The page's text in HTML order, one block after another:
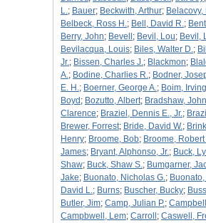
L.; Bauer; Beckwith, Arthur; Belacovy,
Belbeck, Ross H.; Bell, David R.;
Berry, John; Bevell ; Bevil, Lou; Bevil,
Bevilacqua, Louis; Biles, Walter D.;
Jr.; Bissen, Charles J.; Blackmon;
A.; Bodine, Charlies R.; Bodner,
E. H.; Boerner, George A.; Boim, Irving
Boyd ; Bozutto, Albert; Bradshaw, John
Clarence; Braziel, Dennis E., Jr.;
Brewer, Forrest; Bride, David W.;
Henry; Broome, Bob; Broome, Robert
James; Bryant, Alphonso, Jr.; Buck,
Shaw; Buck, Shaw S.; Bumgarner,
Jake; Buonato, Nicholas G.;
David L.; Burns; Buscher, Bucky;
Butler, Jim; Camp, Julian P.;
Campbwell, Lem; Carroll ; Caswell,